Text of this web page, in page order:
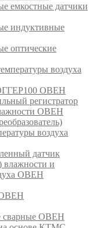
емкостные датчики
индуктивные
оптические
воздуха
ОВЕН
регистратор
ОВЕН
воздуха
датчик
влажности и
ОВЕН
ОВЕН
сварные ОВЕН